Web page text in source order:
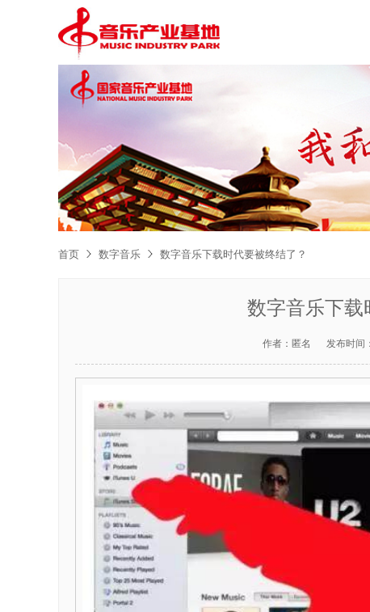
首页 数字音乐 数字音乐下载时代要被终结了？
数字音乐下载
作者： 匿名 发布时间：